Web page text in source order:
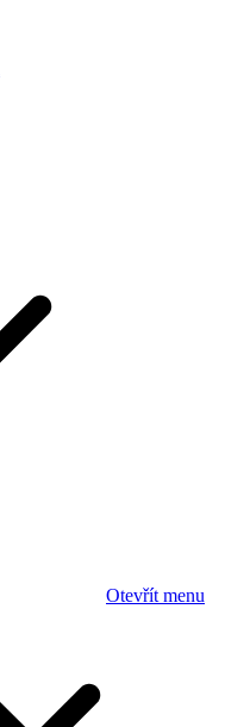
Otevřít menu